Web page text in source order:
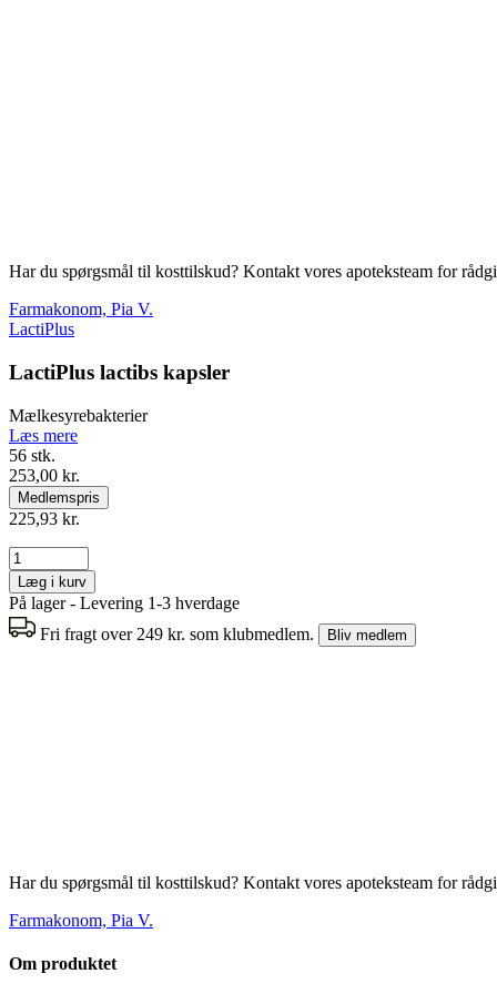
Har du spørgsmål til kosttilskud? Kontakt vores apoteksteam for
Farmakonom, Pia V.
LactiPlus
LactiPlus lactibs kapsler
Mælkesyrebakterier
Læs mere
56 stk.
253,00 kr.
Medlemspris
225,93 kr.
Læg i kurv
På lager - Levering 1-3 hverdage
Fri fragt over 249 kr. som klubmedlem.
Bliv medlem
Har du spørgsmål til kosttilskud? Kontakt vores apoteksteam for
Farmakonom, Pia V.
Om produktet